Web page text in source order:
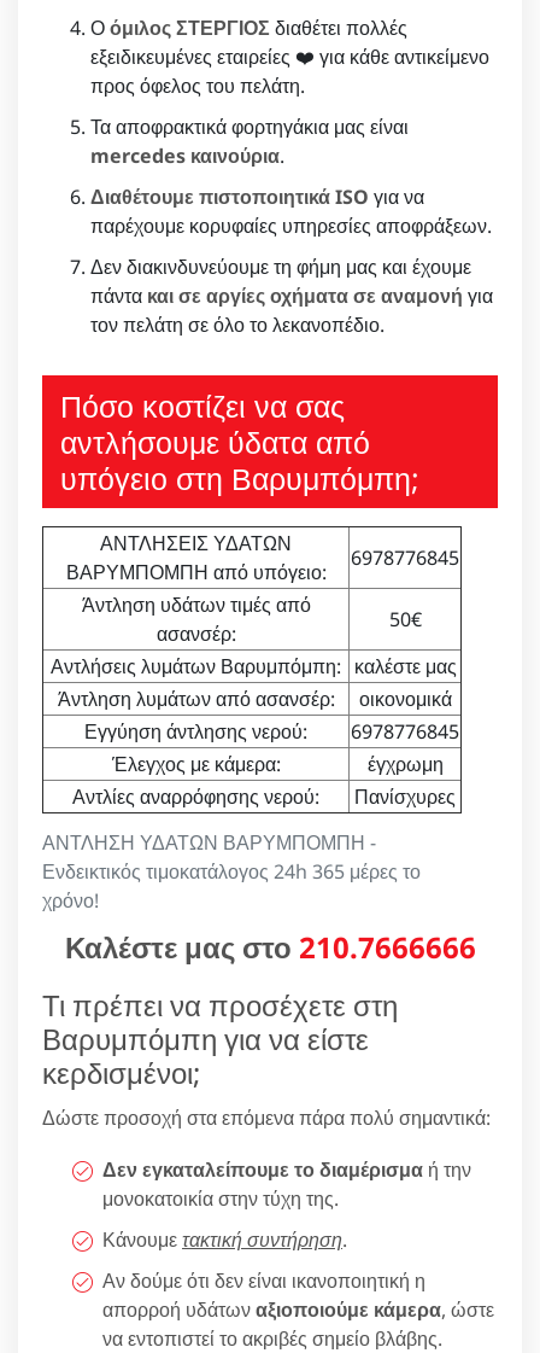
Οόμιλος ΣΤΕΡΓΙΟΣ διαθέτει πολλές
εξειδικευμένες εταιρείες ❤️ για κάθε αντικείμενο
προς όφελος του πελάτη.
Τα αποφρακτικά φορτηγάκια μας είναι
mercedes καινούρια.
Διαθέτουμε πιστοποιητικά ISO για να
παρέχουμε κορυφαίες υπηρεσίες αποφράξεων.
Δεν διακινδυνεύουμε τη φήμη μας και έχουμε
πάντα και σε αργίες οχήματα σε αναμονή για
τον πελάτη σε όλο το λεκανοπέδιο.
Πόσο κοστίζει να σας
αντλήσουμε ύδατα από
υπόγειο στη Βαρυμπόμπη;
ΑΝΤΛΗΣΗ ΥΔΑΤΩΝ ΒΑΡΥΜΠΟΜΠΗ -
Ενδεικτικός τιμοκατάλογος 24h 365 μέρες το
χρόνο!
ΑΝΤΛΗΣΕΙΣ ΥΔΑΤΩΝ
ΒΑΡΥΜΠΟΜΠΗ από υπόγειο:
6978776845
Άντληση υδάτων τιμές από
ασανσέρ:
50€
Αντλήσεις λυμάτων Βαρυμπόμπη: καλέστε μας
Άντληση λυμάτων από ασανσέρ:
οικονομικά
Εγγύηση άντλησης νερού:
6978776845
Έλεγχος με κάμερα:
έγχρωμη
Αντλίες αναρρόφησης νερού:
Πανίσχυρες
Καλέστε μας στο 210.7666666
Τι πρέπει να προσέχετε στη
Βαρυμπόμπη για να είστε
κερδισμένοι;
Δώστε προσοχή στα επόμενα πάρα πολύ σημαντικά:
Δεν εγκαταλείπουμε το διαμέρισμα ή την
μονοκατοικία στην τύχη της.
Κάνουμετακτική συντήρηση.
Αν δούμε ότι δεν είναι ικανοποιητική η
απορροή υδάτωναξιοποιούμε κάμερα, ώστε
να εντοπιστεί το ακριβές σημείο βλάβης.